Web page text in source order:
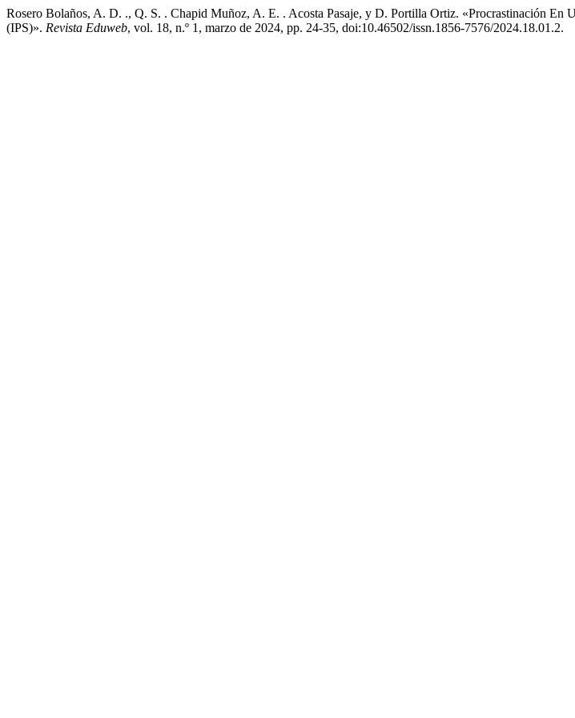
Rosero Bolaños, A. D. ., Q. S. . Chapid Muñoz, A. E. . Acosta Pasaje, y D. Portilla Ortiz. «Procrastinación En
(IPS)». Revista Eduweb, vol. 18, n.º 1, marzo de 2024, pp. 24-35, doi:10.46502/issn.1856-7576/2024.18.01.2.